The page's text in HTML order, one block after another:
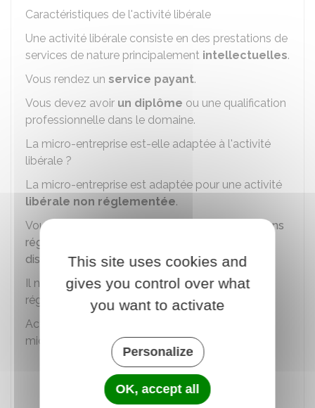
Caractéristiques de l'activité libérale
Une activité libérale consiste en des prestations de
services de nature principalement intellectuelles.
Vous rendez un service payant.
Vous devez avoir un diplôme ou une qualification
professionnelle dans le domaine.
La micro-entreprise est-elle adaptée à l'activité
libérale ?
La micro-entreprise est adaptée pour une activité
libérale non réglementée.
Vous pouvez consulter
l'annuaire des professions
réglementées
disposition par BPI Création.
Il n'existe pas de liste des activités libérales non
réglementées. Elles sontpeu nombreuses
Activités libérales autorisées ou exclues pour le
micro-entrepreneur :
Autorisées :consultant, métiers de
informatique
numérique
métiers du
conseil
, de l'enquête
This site uses cookies and
gives you control over what
you want to activate
Personalize
OK, accept all